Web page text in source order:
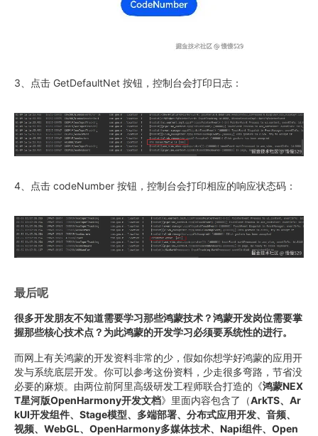
3、点击 GetDefaultNet 按钮，控制台会打印日志：
4、点击 codeNumber 按钮，控制台会打印相应的响应状态码：
最后呢
很多开发朋友不知道需要学习那些鸿蒙技术？鸿蒙开发岗位需要掌
握那些核心技术点？为此鸿蒙的开发学习必须要系统性的进行。
而网上有关鸿蒙的开发资料非常的少，假如你想学好鸿蒙的应用开
发与系统底层开发。你可以参考这份资料，少走很多弯路，节省没
必要的麻烦。由两位前阿里高级研发工程师联合打造的《鸿蒙NEX
T星河版OpenHarmony开发文档》里面内容包含了（ArkTS、Ar
kUI开发组件、Stage模型、多端部署、分布式应用开发、音频、
视频、WebGL、OpenHarmony多媒体技术、Napi组件、Open